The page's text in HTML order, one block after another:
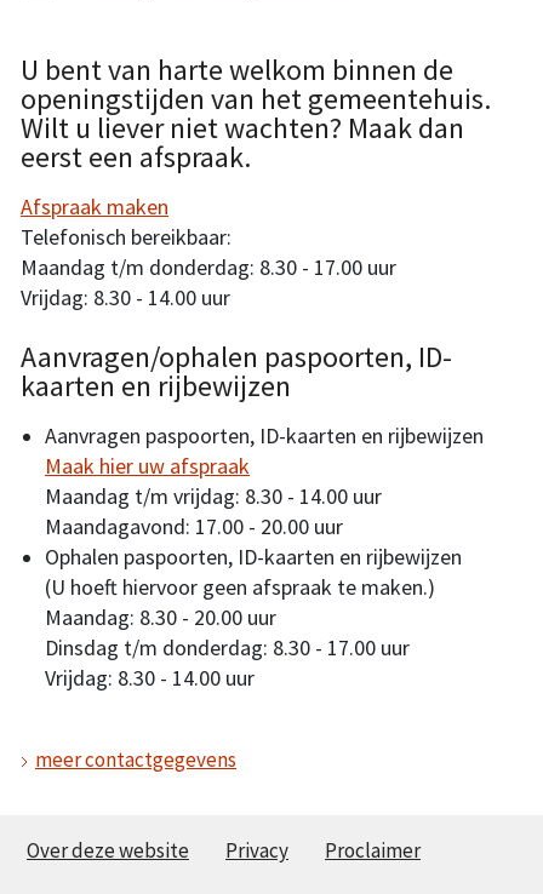
U bent van harte welkom binnen de
openingstijden van het gemeentehuis.
Wilt u liever niet wachten? Maak dan
eerst een afspraak.
Afspraak maken
Telefonisch bereikbaar:
Maandag t/m donderdag: 8.30 - 17.00 uur
Vrijdag: 8.30 - 14.00 uur
Aanvragen/ophalen paspoorten, ID-
kaarten en rijbewijzen
Aanvragen paspoorten, ID-kaarten en rijbewijzen
Maak hier uw afspraak
Maandag t/m vrijdag: 8.30 - 14.00 uur
Maandagavond: 17.00 - 20.00 uur
Ophalen paspoorten, ID-kaarten en rijbewijzen
(U hoeft hiervoor geen afspraak te maken.)
Maandag: 8.30 - 20.00 uur
Dinsdag t/m donderdag: 8.30 - 17.00 uur
Vrijdag: 8.30 - 14.00 uur
meer contactgegevens
Over deze website Privacy Proclaimer